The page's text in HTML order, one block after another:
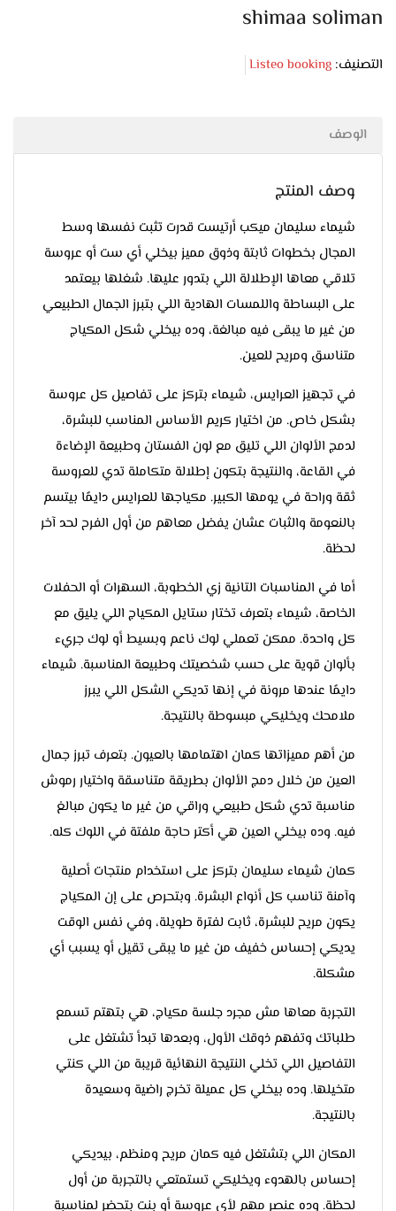
shimaa soliman
التصنيف: Listeo booking
الوصف
وصف المنتج
شيماء سليمان ميكب أرتيست قدرت تثبت نفسها وسط
المجال بخطوات ثابتة وذوق مميز بيخلي أي ست أو عروسة
تلاقي معاها الإطلالة اللي بتدور عليها. شغلها بيعتمد
على البساطة واللمسات الهادية اللي بتبرز الجمال الطبيعي
من غير ما يبقى فيه مبالغة، وده بيخلي شكل المكياج
متناسق ومريح للعين.
في تجهيز العرايس، شيماء بتركز على تفاصيل كل عروسة
بشكل خاص. من اختيار كريم الأساس المناسب للبشرة،
لدمج الألوان اللي تليق مع لون الفستان وطبيعة الإضاءة
في القاعة، والنتيجة بتكون إطلالة متكاملة تدي للعروسة
ثقة وراحة في يومها الكبير. مكياجها للعرايس دايمًا بيتسم
بالنعومة والثبات عشان يفضل معاهم من أول الفرح لحد آخر
لحظة.
أما في المناسبات التانية زي الخطوبة، السهرات أو الحفلات
الخاصة، شيماء بتعرف تختار ستايل المكياج اللي يليق مع
كل واحدة. ممكن تعملي لوك ناعم وبسيط أو لوك جريء
بألوان قوية على حسب شخصيتك وطبيعة المناسبة. شيماء
دايمًا عندها مرونة في إنها تديكي الشكل اللي يبرز
ملامحك ويخليكي مبسوطة بالنتيجة.
من أهم مميزاتها كمان اهتمامها بالعيون. بتعرف تبرز جمال
العين من خلال دمج الألوان بطريقة متناسقة واختيار رموش
مناسبة تدي شكل طبيعي وراقي من غير ما يكون مبالغ
فيه. وده بيخلي العين هي أكتر حاجة ملفتة في اللوك كله.
كمان شيماء سليمان بتركز على استخدام منتجات أصلية
وآمنة تناسب كل أنواع البشرة. وبتحرص على إن المكياج
يكون مريح للبشرة، ثابت لفترة طويلة، وفي نفس الوقت
يديكي إحساس خفيف من غير ما يبقى تقيل أو يسبب أي
مشكلة.
التجربة معاها مش مجرد جلسة مكياج، هي بتهتم تسمع
طلباتك وتفهم ذوقك الأول، وبعدها تبدأ تشتغل على
التفاصيل اللي تخلي النتيجة النهائية قريبة من اللي كنتي
متخيلها. وده بيخلي كل عميلة تخرج راضية وسعيدة
بالنتيجة.
المكان اللي بتشتغل فيه كمان مريح ومنظم، بيديكي
إحساس بالهدوء ويخليكي تستمتعي بالتجربة من أول
لحظة. وده عنصر مهم لأي عروسة أو بنت بتحضر لمناسبة